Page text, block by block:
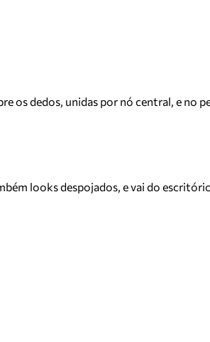
os dedos, unidas por nó central, e no
looks despojados, e vai do